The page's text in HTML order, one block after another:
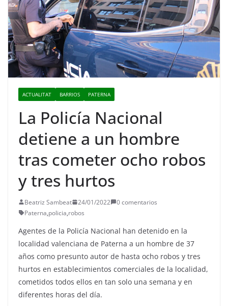
ACTUALITAT BARRIOS PATERNA
La Policía Nacional
detiene a un hombre
tras cometer ocho robos
y tres hurtos
Beatriz Sambeat 24/01/2022
0 comentarios
Paterna,policia,robos
Agentes de la Policía Nacional han detenido en la
localidad valenciana de Paterna a un hombre de 37
años como presunto autor de hasta ocho robos y tres
hurtos en establecimientos comerciales de la localidad,
cometidos todos ellos en tan solo una semana y en
diferentes horas del día.